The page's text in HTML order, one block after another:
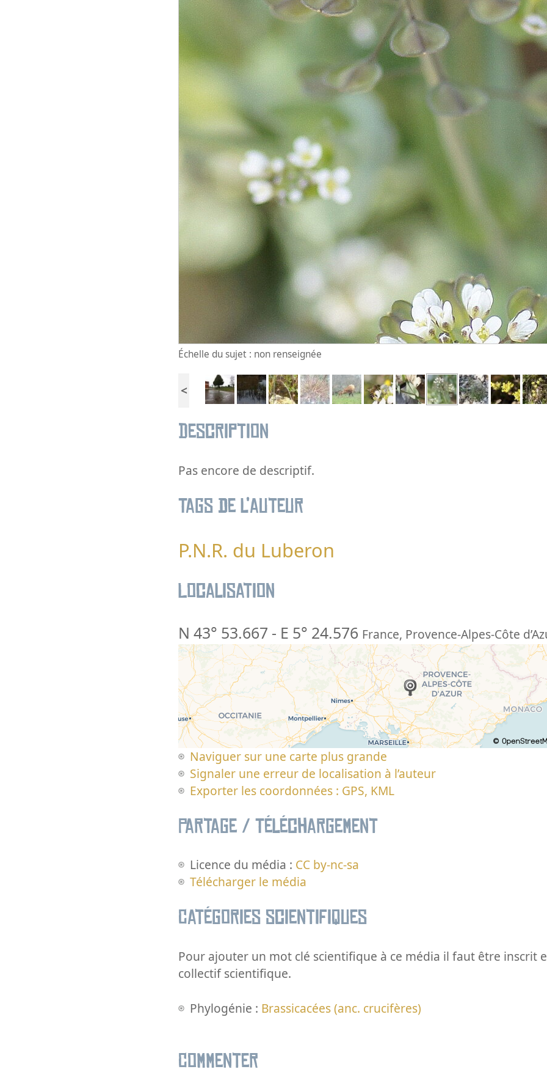
Échelle du sujet : non renseignée
<
Description
Pas encore de descriptif.
Tags de l’auteur
P.N.R. du Luberon
Localisation
N 43° 53.667 - E 5° 24.576 France, Provence-Alpes-Côte
Naviguer sur une carte plus grande
Signaler une erreur de localisation à l’auteur
Exporter les coordonnées : GPS, KML
Partage / Téléchargement
Licence du média : CC by-nc-sa
Télécharger le média
Catégories scientifiques
Pour ajouter un mot clé scientifique à ce média il faut être inscrit
collectif scientifique.
Phylogénie : Brassicacées (anc. crucifères)
Commenter